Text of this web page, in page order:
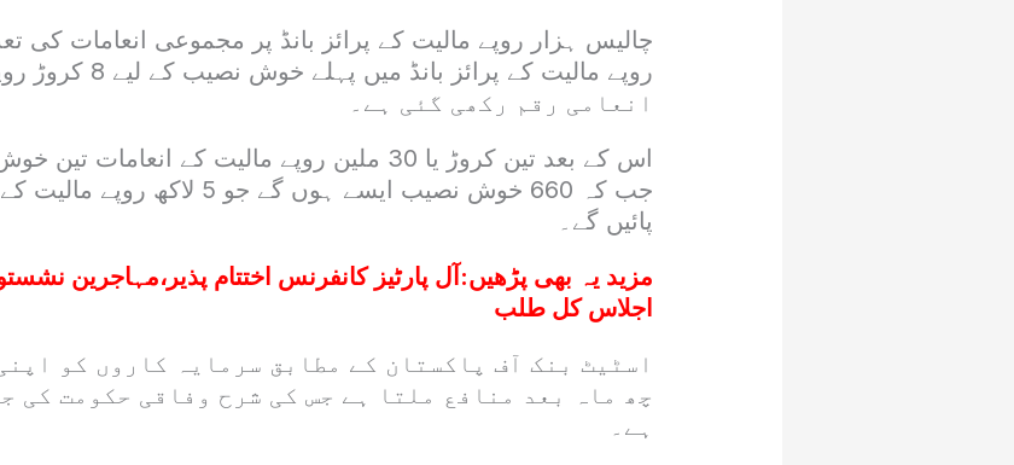
انعامی رقم رکھی گئی ہے۔
اس کے بعد تین کروڑ یا 30 ملین روپے مالیت کے
جب کہ 660 خوش نصیب ایسے ہوں گے جو 5
پائیں گے۔
مزید یہ بھی پڑھیں: آل پارٹیز کانفرنس اختتام پذیر،مہاجرین
اجلاس کل طلب
اسٹیٹ بنک آف پاکستان کے مطابق سرمایہ کاروں کو
چھ ماہ بعد منافع ملتا ہے جس کی شرح وفاقی حکومت کی
ہے۔